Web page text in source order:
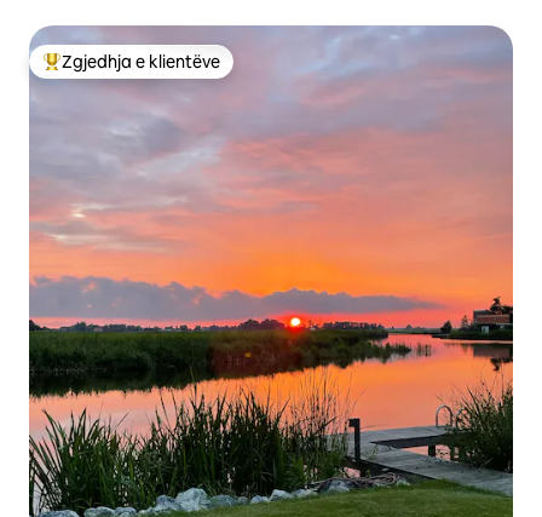
Më të mirat e zgjedhjeve të klientëve
Zgjedhja e klientëve